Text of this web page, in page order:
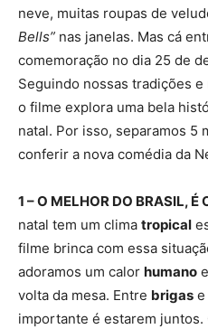
neve, muitas roupas de
Bells” nas janelas. Mas cá
comemoração no dia 25 de
Seguindo nossas tradições e
o filme explora uma bela
natal. Por isso, separamos 5
conferir a nova comédia da
1 – O MELHOR DO BRASIL, É
natal tem um clima tropical
filme brinca com essa
adoramos um calor humano
volta da mesa. Entre brigas e
importante é estarem